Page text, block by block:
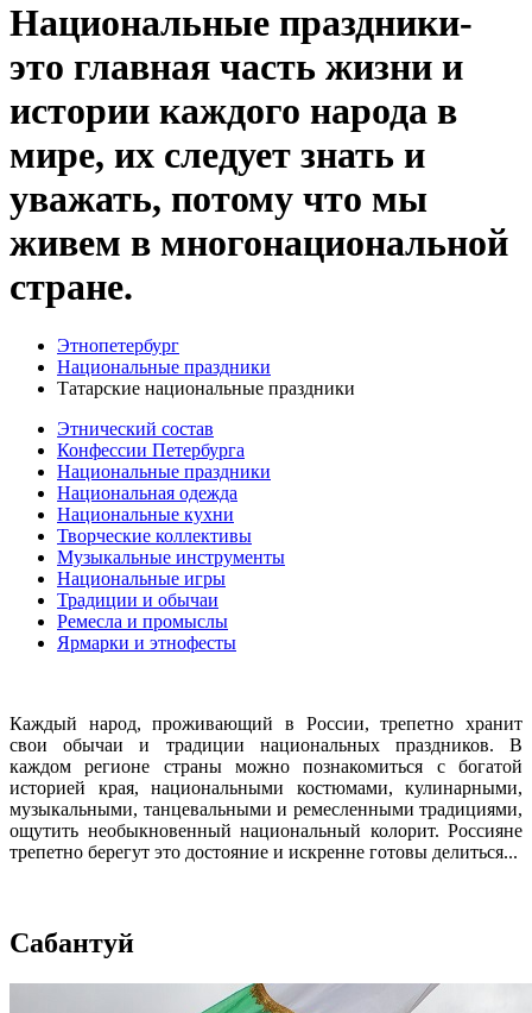
Национальные праздники-
это главная часть жизни и
истории каждого народа в
мире, их следует знать и
уважать, потому что мы
живем в многонациональной
стране.
Этнопетербург
Национальные праздники
Татарские национальные праздники
Этнический состав
Конфессии Петербурга
Национальные праздники
Национальная одежда
Национальные кухни
Творческие коллективы
Музыкальные инструменты
Национальные игры
Традиции и обычаи
Ремесла и промыслы
Ярмарки и этнофесты
Каждый народ, проживающий в России, трепетно хранит
свои обычаи и традиции национальных праздников. В
каждом регионе страны можно познакомиться с богатой
историей края, национальными костюмами, кулинарными,
музыкальными, танцевальными и ремесленными традициями,
ощутить необыкновенный национальный колорит. Россияне
трепетно берегут это достояние и искренне готовы делиться...
Сабантуй